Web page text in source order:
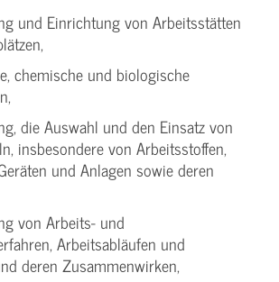
und Einrichtung von Arbeitsstätten
chemische und biologische
die Auswahl und den Einsatz von
insbesondere von Arbeitsstoffen,
und Anlagen sowie deren
von Arbeits- und
Arbeitsabläufen und
deren Zusammenwirken,